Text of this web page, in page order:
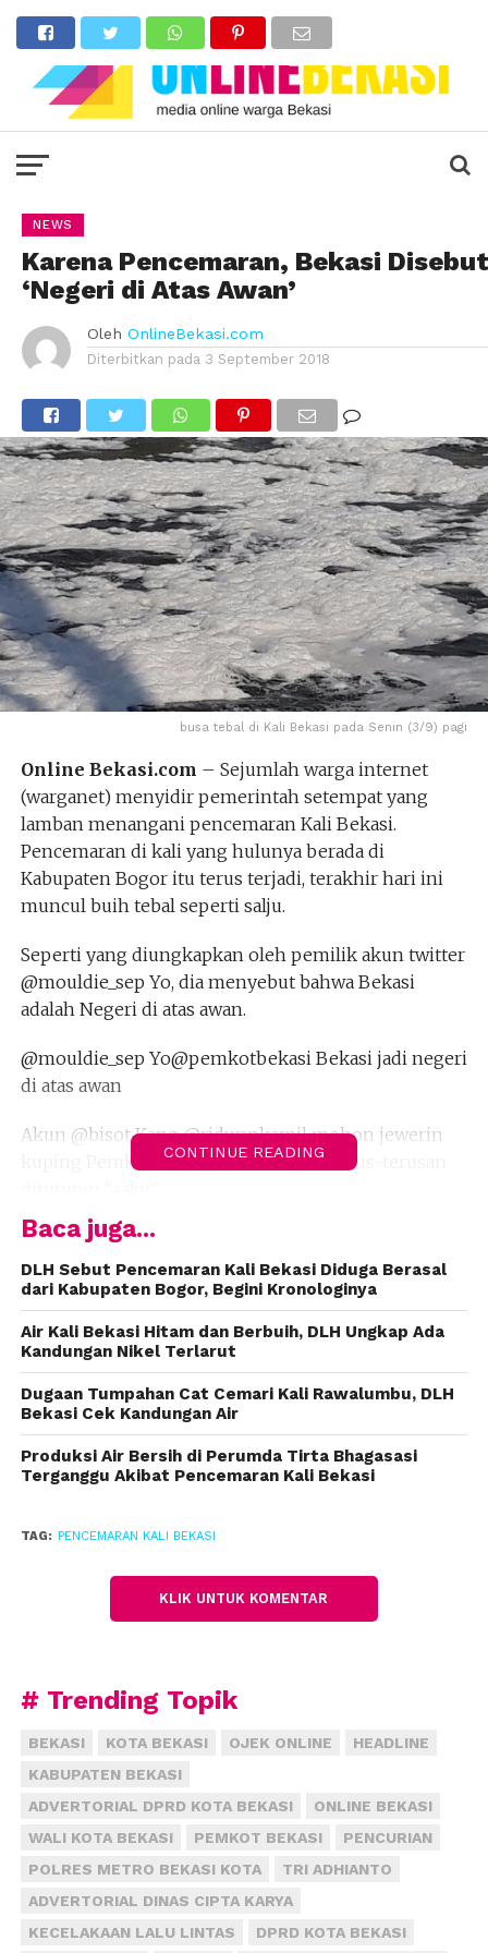
NEWS
Karena Pencemaran, Bekasi Disebut
‘Negeri di Atas Awan’
Oleh OnlineBekasi.com
Diterbitkan pada 3 September 2018
busa tebal di Kali Bekasi pada Senin (3/9) pagi
Online Bekasi.com – Sejumlah warga internet
(warganet) menyidir pemerintah setempat yang
lamban menangani pencemaran Kali Bekasi.
Pencemaran di kali yang hulunya berada di
Kabupaten Bogor itu terus terjadi, terakhir hari ini
muncul buih tebal seperti salju.
Seperti yang diungkapkan oleh pemilik akun twitter
@mouldie_sep Yo, dia menyebut bahwa Bekasi
adalah Negeri di atas awan.
@mouldie_sep Yo@pemkotbekasi Bekasi jadi negeri
di atas awan
Akun @bisot Kang @ridwankamil mohon jewerin
kuping Pemkot dll, masa Kali Bekasi terus-terusan
Nyinyiran netizen ini sampai ke telinga mantan
Wakil Wali Kota Bekasi yang juga mantan calon
Wakil Gubernur Jawa Barat, Ahmad Syaikhu. Lewat
Kali Bekasi harus menjadi perhatian semua pihak.
“Pemandangan pagi ini di Kali Bekasi bukan ajang
untuk bercanda, awan yang turun ke bawah karena
hujan semalam,” ujar Syaikhu yang juga penggiat
lingkungan ini.
Syaikhu yang disebut-sebut menjadi kandidat Calon
yang maju di Pilpres 2019, limbah industri di Kali
Bekasi menjadi pekerjaan rumah bersama.
CONTINUE READING
Baca juga...
DLH Sebut Pencemaran Kali Bekasi Diduga Berasal
dari Kabupaten Bogor, Begini Kronologinya
Air Kali Bekasi Hitam dan Berbuih, DLH Ungkap Ada
Kandungan Nikel Terlarut
Dugaan Tumpahan Cat Cemari Kali Rawalumbu, DLH
Bekasi Cek Kandungan Air
Produksi Air Bersih di Perumda Tirta Bhagasasi
Terganggu Akibat Pencemaran Kali Bekasi
TAG: PENCEMARAN KALI BEKASI
KLIK UNTUK KOMENTAR
# Trending Topik
BEKASI KOTA BEKASI OJEK ONLINE
HEADLINE
KABUPATEN BEKASI
ADVERTORIAL DPRD KOTA BEKASI
ONLINE BEKASI
WALI KOTA BEKASI
PEMKOT BEKASI
PENCURIAN
POLRES METRO BEKASI KOTA
TRI ADHIANTO
ADVERTORIAL DINAS CIPTA KARYA
KECELAKAAN LALU LINTAS
DPRD KOTA BEKASI